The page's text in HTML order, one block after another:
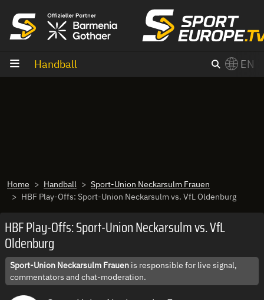
Handball EN
Home Handball
Sport-Union Neckarsulm Frauen
HBF Play-Offs: Sport-Union Neckarsulm vs. VfL Oldenburg
HBF Play-Offs: Sport-Union Neckarsulm vs. VfL
Oldenburg
Sport-Union Neckarsulm Frauen is responsible for live signal,
commentators and chat-moderation.